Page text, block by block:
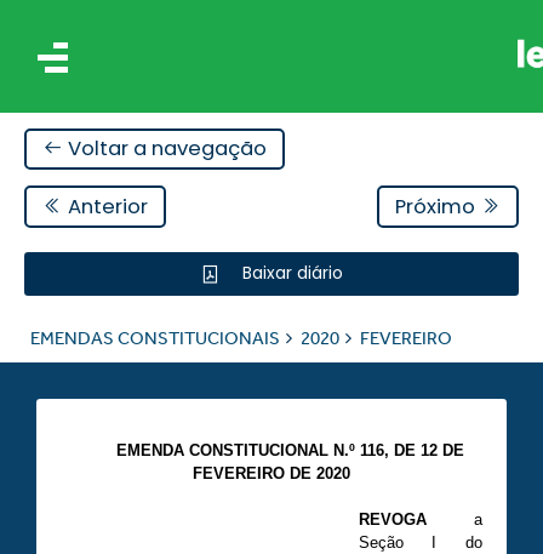
Voltar a navegação
Anterior Próximo
Baixar diário
EMENDAS CONSTITUCIONAIS 2020 FEVEREIRO
EMENDA CONSTITUCIONAL N.º 116, DE 12 DE
FEVEREIRO DE 2020
REVOGA a
Seção I do